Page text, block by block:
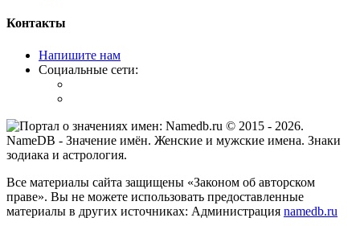
Контакты
Напишите нам
Социальные сети:
© 2015 - 2026.
NameDB - Значение имён. Женские и мужские имена. Знаки
зодиака и астрология.
Все материалы сайта защищены «Законом об авторском
праве». Вы не можете использовать предоставленные
материалы в других источниках: Администрация namedb.ru